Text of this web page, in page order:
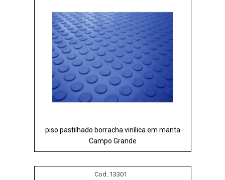
piso pastilhado borracha vinílica em manta
Campo Grande
Cod.:13301